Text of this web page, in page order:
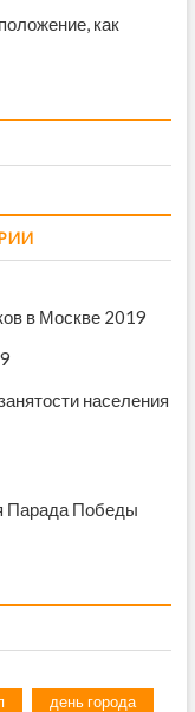
как
в Москве 2019
населения
Парада Победы
день города